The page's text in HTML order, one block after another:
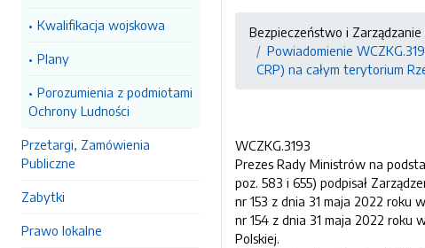
Kwalifikacja wojskowa
Plany
Porozumienia z podmiotami
Ochrony Ludności
Przetargi, Zamówienia
Publiczne
Zabytki
Prawo lokalne
Bezpieczeństwo i
Powiadomienie
CRP) na całym terytorium
WCZKG.3193
Prezes Rady Ministrów na
poz. 583 i 655) podpisał
nr 153 z dnia 31 maja 2022 roku
nr 154 z dnia 31 maja 2022 roku
Polskiej.